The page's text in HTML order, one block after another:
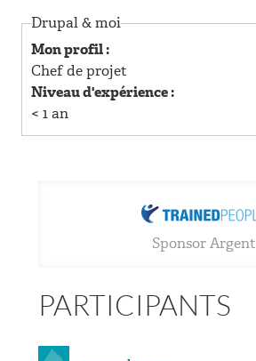
R
N
Drupal & moi
Mon profil :
Chef de projet
Niveau d'expérience :
< 1 an
Sponsor Argent
PARTICIPANTS